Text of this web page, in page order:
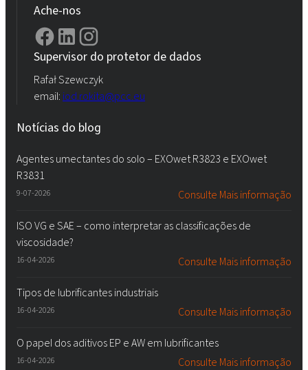
Ache-nos
Supervisor do protetor de dados
Rafał Szewczyk
email: iod.rokita@pcc.eu
Notícias do blog
Agentes umectantes do solo – EXOwet R3823 e EXOwet
R3831
9-07-2026 Consulte Mais informação
ISO VG e SAE – como interpretar as classificações de
viscosidade?
16-04-2026 Consulte Mais informação
Tipos de lubrificantes industriais
16-04-2026 Consulte Mais informação
O papel dos aditivos EP e AW em lubrificantes
16-04-2026 Consulte Mais informação